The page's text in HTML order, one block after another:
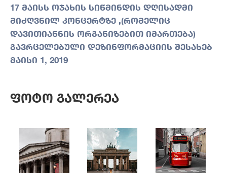
17 მაისს ოჯახის სიწმინდის დღისადმი
მიძღვნილ კონცერტზე ,(რომელიც
დავითიანნის ორგანიზებით იმართება)
გავრცელებული დეზინფორმაციის შესახებ
მაისი 1, 2019
Ფოტო Გალერეა